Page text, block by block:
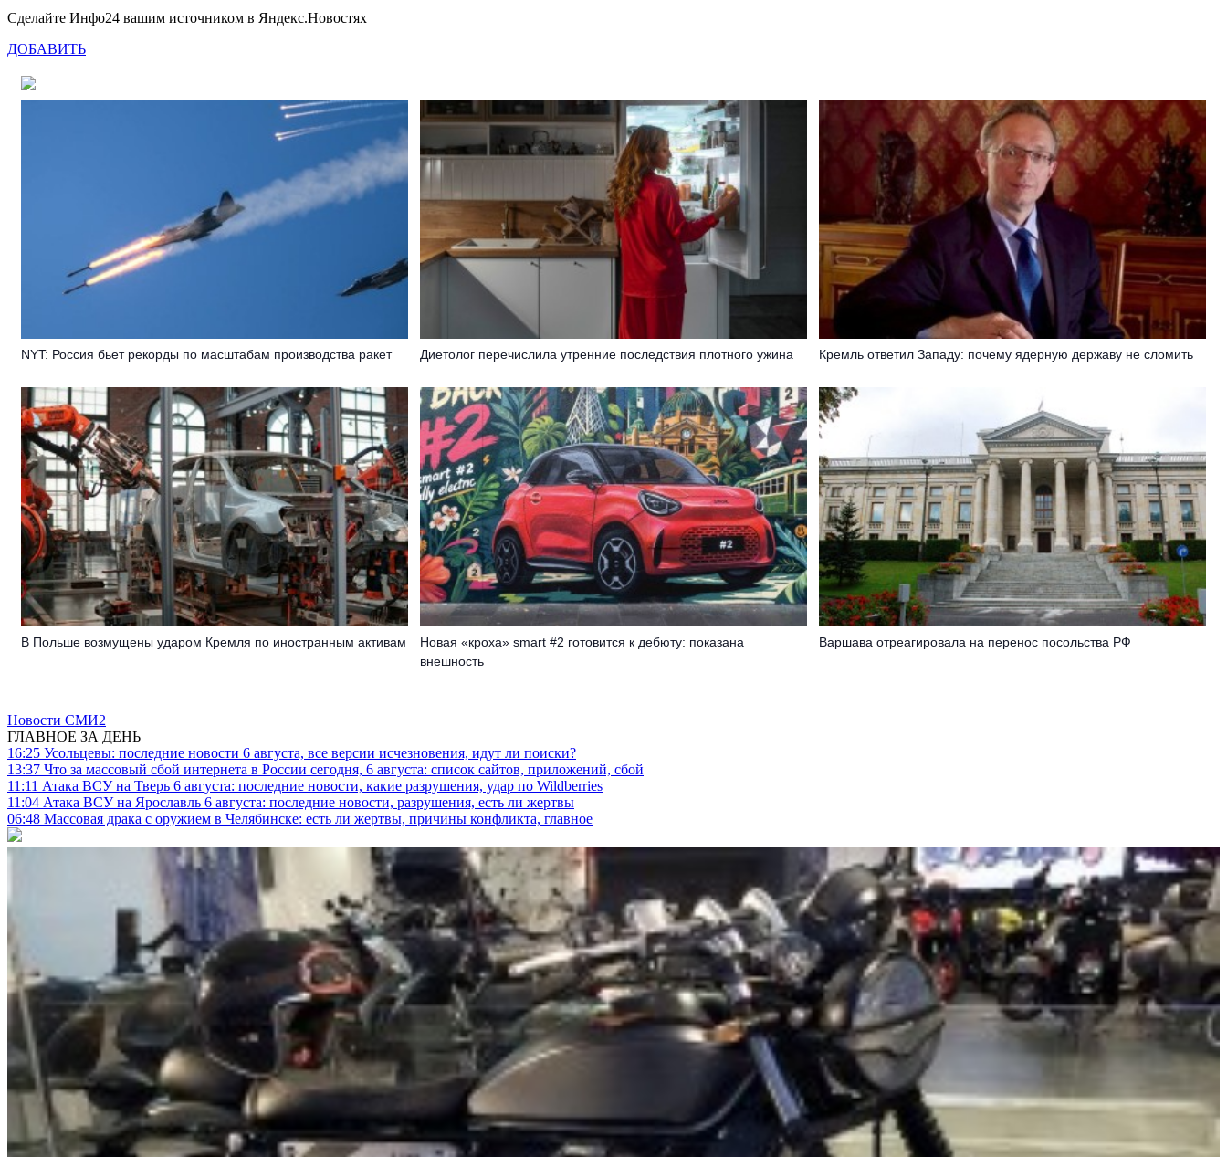
Сделайте Инфо24 вашим источником в Яндекс.Новостях
ДОБАВИТЬ
NYT: Россия бьет рекорды по масштабам производства ракет Диетолог перечислила утренние последствия плотного ужина Кремль ответил Западу: почему ядерную державу не сломить
В Польше возмущены ударом Кремля по иностранным активам
Новая «кроха» smart #2 готовится к дебюту: показана
внешность
Варшава отреагировала на перенос посольства РФ
Новости СМИ2
ГЛАВНОЕ ЗА ДЕНЬ
16:25 Усольцевы: последние новости 6 августа, все версии исчезновения, идут ли поиски?
13:37 Что за массовый сбой интернета в России сегодня, 6 августа: список сайтов, приложений, сбой
11:11 Атака ВСУ на Тверь 6 августа: последние новости, какие разрушения, удар по Wildberries
11:04 Атака ВСУ на Ярославль 6 августа: последние новости, разрушения, есть ли жертвы
06:48 Массовая драка с оружием в Челябинске: есть ли жертвы, причины конфликта, главное